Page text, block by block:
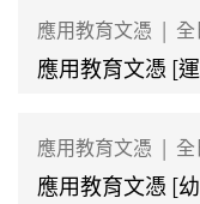
應用教育文憑 |
應用教育文憑 [
應用教育文憑 |
應用教育文憑 [